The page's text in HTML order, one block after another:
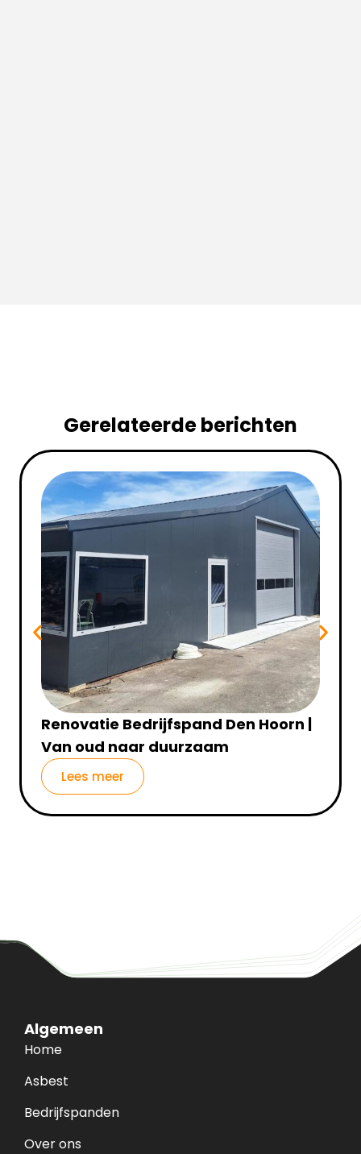
Gerelateerde berichten
Renovatie Bedrijfspand Den Hoorn |
Van oud naar duurzaam
Lees meer
Algemeen
Home
Asbest
Bedrijfspanden
Over ons